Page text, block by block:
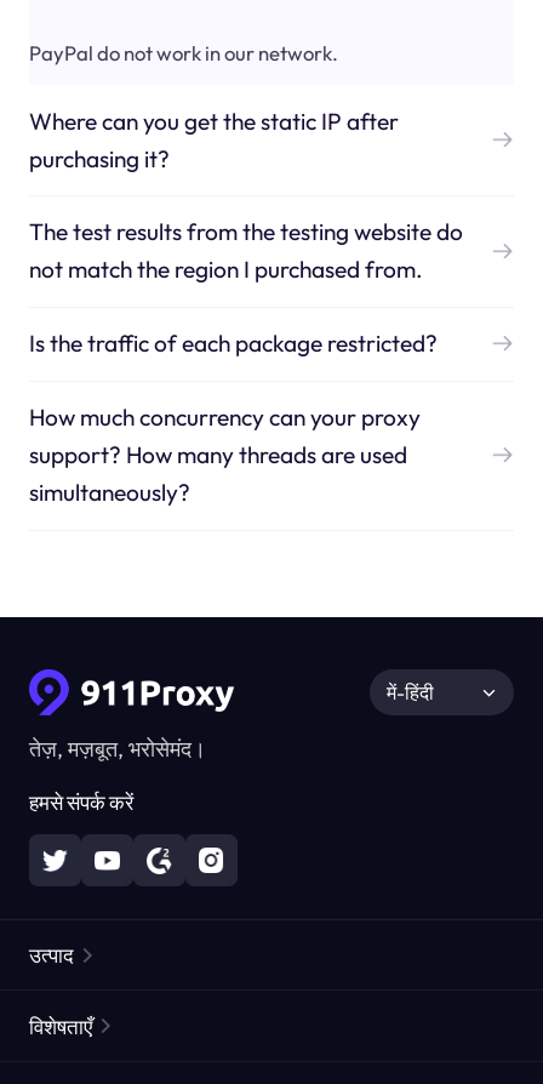
PayPal do not work in our network.
Where can you get the static IP after
purchasing it?
The test results from the testing website do
not match the region I purchased from.
Is the traffic of each package restricted?
How much concurrency can your proxy
support? How many threads are used
simultaneously?
तेज़, मज़बूत, भरोसेमंद।
हमसे संपर्क करें
में-हिंदी
उत्पाद
विशेषताएँ